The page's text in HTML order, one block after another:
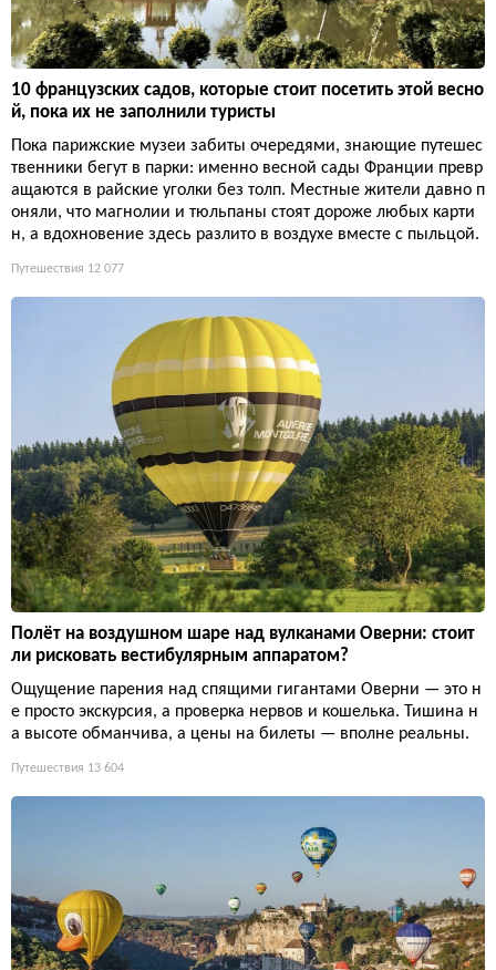
10 французских садов, которые стоит посетить этой весно
й, пока их не заполнили туристы
Пока парижские музеи забиты очередями, знающие путешес
твенники бегут в парки: именно весной сады Франции превр
ащаются в райские уголки без толп. Местные жители давно п
оняли, что магнолии и тюльпаны стоят дороже любых карти
н, а вдохновение здесь разлито в воздухе вместе с пыльцой.
Путешествия 12 077
Полёт на воздушном шаре над вулканами Оверни: стоит
ли рисковать вестибулярным аппаратом?
Ощущение парения над спящими гигантами Оверни — это н
е просто экскурсия, а проверка нервов и кошелька. Тишина н
а высоте обманчива, а цены на билеты — вполне реальны.
Путешествия 13 604